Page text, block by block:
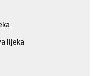
lijeka